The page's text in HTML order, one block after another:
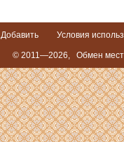
Добавить Условия
© 2011—2026, Обмен